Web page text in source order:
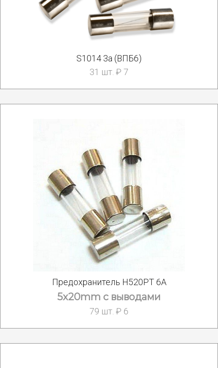
S1014 3а (ВПБ6)
31 шт. ₽ 7
Предохранитель H520PT 6A
5x20mm с выводами
79 шт. ₽ 6